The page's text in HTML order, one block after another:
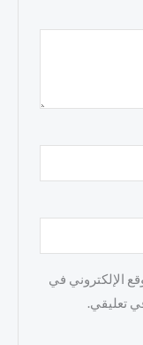
الإلكتروني في
تعليقي.